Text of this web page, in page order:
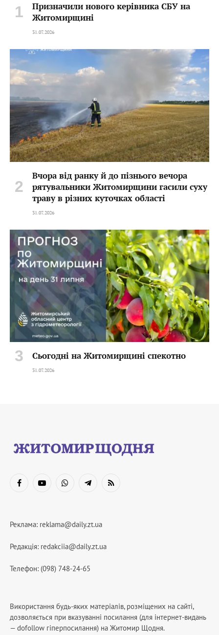
Призначили нового керівника СБУ на
Житомирщині
31.07.2026
Вчора від ранку й до пізнього вечора
рятувальники Житомирщини гасили суху
траву в різних куточках області
31.07.2026
Сьогодні на Житомирщині спекотно
31.07.2026
FacebookYouTubeWhatsAppTelegramRSS
Реклама: reklama@daily.zt.ua
Редакція: redakciia@daily.zt.ua
Телефон: (098) 748-24-65
Використання будь-яких матеріалів, розміщених на сайті,
дозволяється при вказуванні посилання (для інтернет-видань
— dofollow гіперпосилання) на Житомир Щодня.